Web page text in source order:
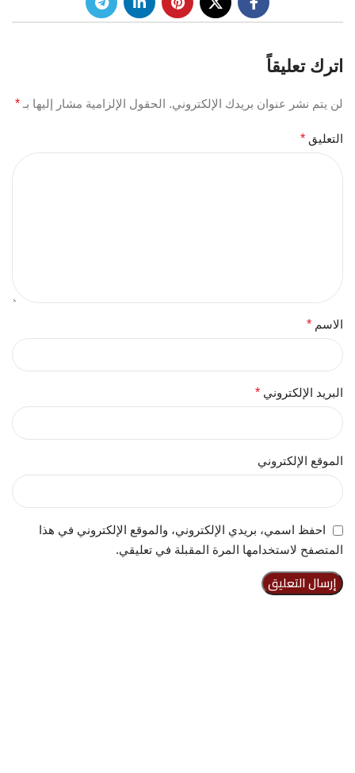
اترك تعليقاً
لن يتم نشر عنوان بريدك الإلكتروني. الحقول الإلزامية مشار إليها بـ *
التعليق *
الاسم *
البريد الإلكتروني *
الموقع الإلكتروني
احفظ اسمي، بريدي الإلكتروني، والموقع الإلكتروني في هذا
المتصفح لاستخدامها المرة المقبلة في تعليقي.